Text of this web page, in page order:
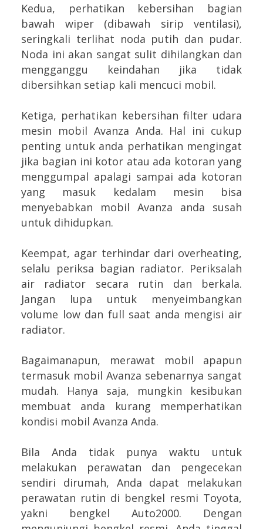
Kedua, perhatikan kebersihan bagian
bawah wiper (dibawah sirip ventilasi),
seringkali terlihat noda putih dan pudar.
Noda ini akan sangat sulit dihilangkan dan
mengganggu keindahan jika tidak
dibersihkan setiap kali mencuci mobil.
Ketiga, perhatikan kebersihan filter udara
mesin mobil Avanza Anda. Hal ini cukup
penting untuk anda perhatikan mengingat
jika bagian ini kotor atau ada kotoran yang
menggumpal apalagi sampai ada kotoran
yang masuk kedalam mesin bisa
menyebabkan mobil Avanza anda susah
untuk dihidupkan.
Keempat, agar terhindar dari overheating,
selalu periksa bagian radiator. Periksalah
air radiator secara rutin dan berkala.
Jangan lupa untuk menyeimbangkan
volume low dan full saat anda mengisi air
radiator.
Bagaimanapun, merawat mobil apapun
termasuk mobil Avanza sebenarnya sangat
mudah. Hanya saja, mungkin kesibukan
membuat anda kurang memperhatikan
kondisi mobil Avanza Anda.
Bila Anda tidak punya waktu untuk
melakukan perawatan dan pengecekan
sendiri dirumah, Anda dapat melakukan
perawatan rutin di bengkel resmi Toyota,
yakni bengkel Auto2000. Dengan